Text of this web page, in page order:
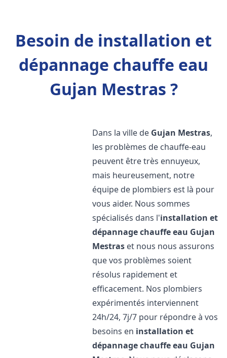
Besoin de installation et
dépannage chauffe eau
Gujan Mestras ?
Dans la ville de Gujan Mestras,
les problèmes de chauffe-eau
peuvent être très ennuyeux,
mais heureusement, notre
équipe de plombiers est là pour
vous aider. Nous sommes
spécialisés dans l'installation et
dépannage chauffe eau Gujan
Mestras et nous nous assurons
que vos problèmes soient
résolus rapidement et
efficacement. Nos plombiers
expérimentés interviennent
24h/24, 7j/7 pour répondre à vos
besoins en installation et
dépannage chauffe eau Gujan